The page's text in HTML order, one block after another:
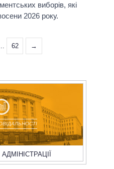
виборів, які
2026 року.
62 →